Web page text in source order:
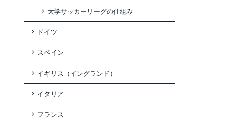
大学サッカーリーグの仕組み
ドイツ
スペイン
イギリス（イングランド）
イタリア
フランス